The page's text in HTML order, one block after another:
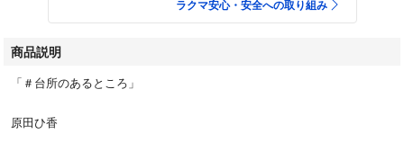
ラクマ安心・安全への取り組み
商品説明
「＃台所のあるところ」
原田ひ香